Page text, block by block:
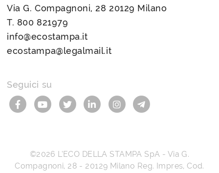
Via G. Compagnoni, 28 20129 Milano
T. 800 821979
info@ecostampa.it
ecostampa@legalmail.it
Seguici su
©2026 L’ECO DELLA STAMPA SpA - Via G.
Compagnoni, 28 - 20129 Milano Reg. Impres, Cod.